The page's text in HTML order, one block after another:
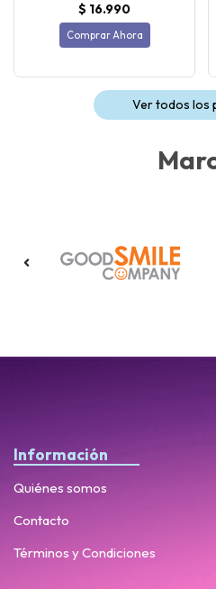
$ 16.990
Comprar Ahora
Ver todos los
Información
Quiénes somos
Contacto
Términos y Condiciones